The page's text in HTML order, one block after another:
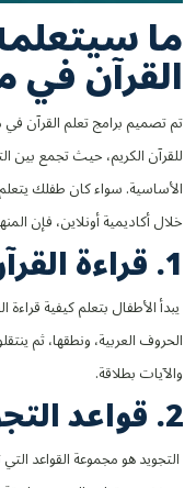
ما
القرآن في
تم تصميم برامج تعلم القرآن
للقرآن الكريم، حيث تجمع بين
الأساسية. سواء كان طفلك
خلال أكاديمية أونلاين، فإن
1. قراءة القرآن (التلاوة)
يبدأ الأطفال بتعلم كيفية
الحروف العربية، ونطقها، ثم
والآيات بطلاقة.
2. قواعد التجويد
التجويد هو مجموعة القواعد